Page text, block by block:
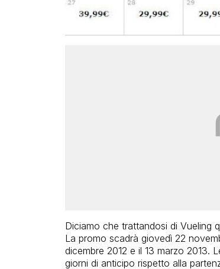
Diciamo che trattandosi di Vueling
La promo scadrà giovedì 22
dicembre 2012 e il 13 marzo 2013.
giorni di anticipo rispetto alla